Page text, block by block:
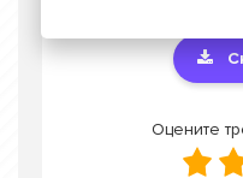
Оцените